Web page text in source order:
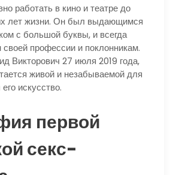
работать в кино и театре до
лет жизни. Он был выдающимся
с большой буквы, и всегда
своей профессии и поклонникам.
Викторович 27 июля 2019 года,
живой и незабываемой для
искусство.
первой
секс-